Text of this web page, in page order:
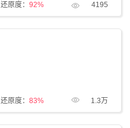
还原度： 92% 4195
还原度： 83% 1.3万